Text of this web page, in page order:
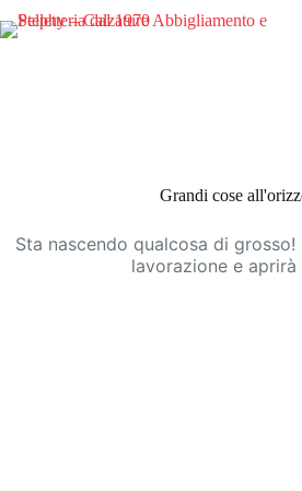
al
Grandi cose
Sta nascendo qualcosa di
lavorazione e aprirà